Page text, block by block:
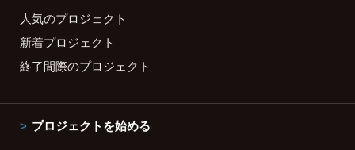
人気のプロジェクト
新着プロジェクト
終了間際のプロジェクト
プロジェクトを始める